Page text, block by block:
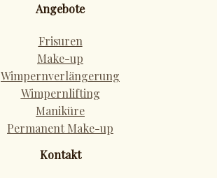
Angebote
Frisuren
Make-up
Wimpernverlängerung
Wimpernlifting
Maniküre
Permanent Make-up
Kontakt